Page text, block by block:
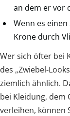
an dem er vor
Wenn es
Krone durch
Wer sich öfter bei
des „Zwiebel-
ziemlich ähnlich.
bei Kleidung, dem
verleihen, können